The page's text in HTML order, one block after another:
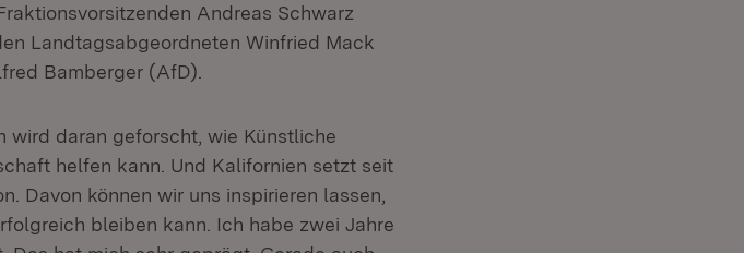
Andreas Schwarz
Landtagsabgeordneten Winfried Mack
Bamberger (AfD).
wird daran geforscht, wie Künstliche
helfen kann. Und Kalifornien setzt seit
Davon können wir uns inspirieren lassen,
bleiben kann. Ich habe zwei Jahre